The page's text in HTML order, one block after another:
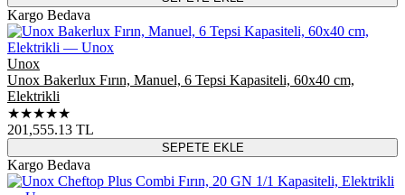
Kargo Bedava
Unox
Unox Bakerlux Fırın, Manuel, 6 Tepsi Kapasiteli, 60x40 cm,
Elektrikli
★★★★★
201,555.13 TL
SEPETE EKLE
Kargo Bedava